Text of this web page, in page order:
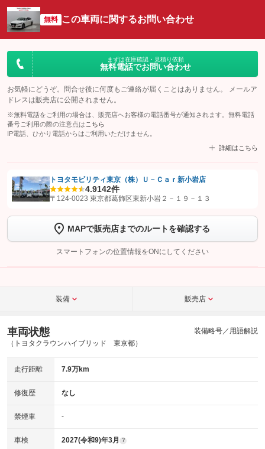
無料 この車両に関するお問い合わせ
まずは在庫確認・見積り依頼
無料電話でお問い合わせ
お気軽にどうぞ。問合せ後に何度もご連絡が届くことはありません。 メールア
ドレスは販売店に公開されません。
※無料電話をご利用の場合は、販売店へお客様の電話番号が通知されます。無料電話
番号ご利用の際の注意点は こちら
IP電話、ひかり電話からはご利用いただけません。
詳細はこちら
【STEP1】認証画面でグーネットを友だち追加してから「許可する」ボタンを押
トーク画面で
ボタンをタップして問い合わせを
完了してください。
こちら
トヨタモビリティ東京（株）Ｕ－Ｃａｒ新小岩店
4.9142件
〒124-0023 東京都葛飾区東新小岩２－１９－１３
MAPで販売店までのルートを確認する
スマートフォンの位置情報をONにしてください
装備 販売店
車両状態
（トヨタクラウンハイブリッド 東京都）
装備略号／用語解説
走行距離 7.9万km
修復歴 なし
禁煙車 -
車検 2027(令和9)年3月 ?